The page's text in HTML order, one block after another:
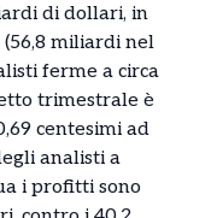
di dollari, in
miliardi nel
ferme a circa
trimestrale è
centesimi ad
analisti a
i profitti sono